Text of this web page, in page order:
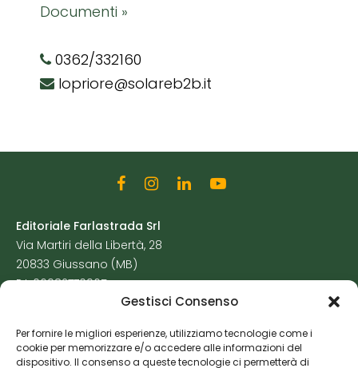
Gestisci Consenso
Per fornire le migliori esperienze, utilizziamo tecnologie come i
cookie per memorizzare e/o accedere alle informazioni del
dispositivo. Il consenso a queste tecnologie ci permetterà di
Documenti »
0362/332160
lopriore@solareb2b.it
Editoriale Farlastrada Srl
Via Martiri della Libertà, 28
20833 Giussano (MB)
P.I. 06982770965
Cookie Policy
Risorse Aggiuntive